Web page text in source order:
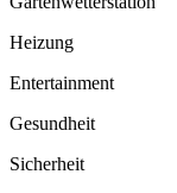
Heizung
Entertainment
Gesundheit
Sicherheit